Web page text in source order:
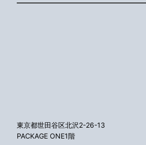
東京都世田谷区北沢2-26-13
PACKAGE ONE1階